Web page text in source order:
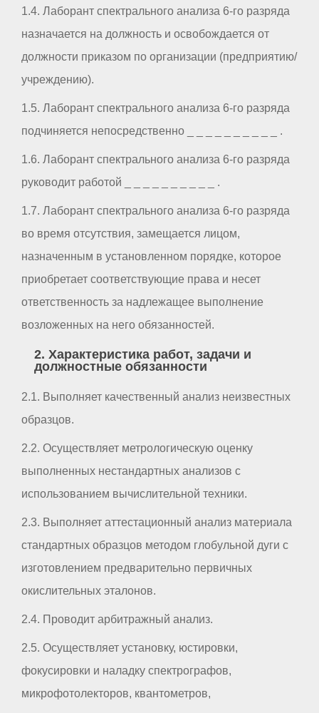
1.4. Лаборант спектрального анализа 6-го разряда
назначается на должность и освобождается от
должности приказом по организации (предприятию/
учреждению).
1.5. Лаборант спектрального анализа 6-го разряда
подчиняется непосредственно _ _ _ _ _ _ _ _ _ _ .
1.6. Лаборант спектрального анализа 6-го разряда
руководит работой _ _ _ _ _ _ _ _ _ _ .
1.7. Лаборант спектрального анализа 6-го разряда
во время отсутствия, замещается лицом,
назначенным в установленном порядке, которое
приобретает соответствующие права и несет
ответственность за надлежащее выполнение
возложенных на него обязанностей.
2. Характеристика работ, задачи и
должностные обязанности
2.1. Выполняет качественный анализ неизвестных
образцов.
2.2. Осуществляет метрологическую оценку
выполненных нестандартных анализов с
использованием вычислительной техники.
2.3. Выполняет аттестационный анализ материала
стандартных образцов методом глобульной дуги с
изготовлением предварительно первичных
окислительных эталонов.
2.4. Проводит арбитражный анализ.
2.5. Осуществляет установку, юстировки,
фокусировки и наладку спектрографов,
микрофотолекторов, квантометров,